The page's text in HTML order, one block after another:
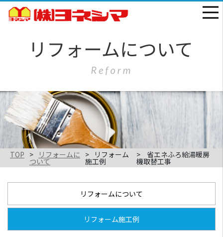
TOP リフォームに
ついて
リフォーム
施工例
省エネふろ給湯暖房
機取替工事
リフォームについて
リフォーム施工例